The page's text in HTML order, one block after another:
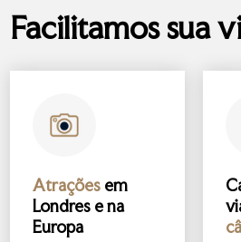
Facilitamos sua
Atrações em
Londres e na
Europa